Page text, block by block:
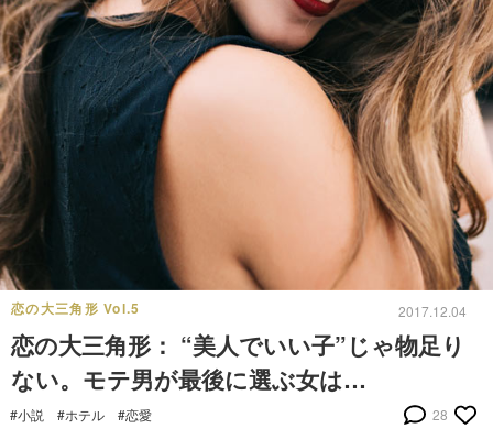
恋の大三角形 Vol.5 2017.12.04
恋の大三角形： “美人でいい子”じゃ物足り
ない。モテ男が最後に選ぶ女は…
#小説 #ホテル #恋愛 28